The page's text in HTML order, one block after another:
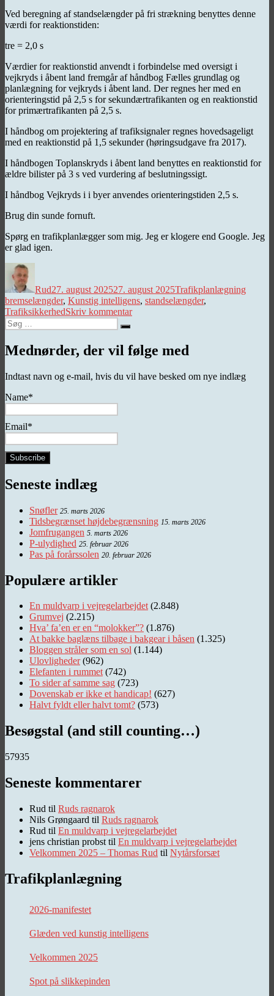
Ved beregning af standselængder på fri strækning benyttes denne
værdi for reaktionstiden:
tre = 2,0 s
Værdier for reaktionstid anvendt i forbindelse med oversigt i
vejkryds i åbent land fremgår af håndbog Fælles grundlag og
planlægning for vejkryds i åbent land. Der regnes her med en
orienteringstid på 2,5 s for sekundærtrafikanten og en reaktionstid
for primærtrafikanten på 2,5 s.
I håndbog om projektering af trafiksignaler regnes hovedsageligt
med en reaktionstid på 1,5 sekunder (høringsudgave fra 2017).
I håndbogen Toplanskryds i åbent land benyttes en reaktionstid for
ældre bilister på 3 s ved vurdering af beslutningssigt.
I håndbog Vejkryds i i byer anvendes orienteringstiden 2,5 s.
Brug din sunde fornuft.
Spørg en trafikplanlægger som mig. Jeg er klogere end Google. Jeg
er glad igen.
Rud27. august 202527. august 2025Trafikplanlægning
bremselængder, Kunstig intelligens, standselængder,
TrafiksikkerhedSkriv kommentartil
kunstig
intelligens
Søg
efter:
Søg
Mednørder, der vil følge med
Indtast navn og e-mail, hvis du vil have besked om nye indlæg
Name*
Email*
Seneste indlæg
Snøfler 25. marts 2026
Tidsbegrænset højdebegrænsning 15. marts 2026
Jomfrugangen 5. marts 2026
P-ulydighed 25. februar 2026
Pas på forårssolen 20. februar 2026
Populære artikler
En muldvarp i vejregelarbejdet (2.848)
Grumvej (2.215)
Hva’ fa’en er en “molokker”? (1.876)
At bakke baglæns tilbage i bakgear i båsen (1.325)
Bloggen stråler som en sol (1.144)
Ulovligheder (962)
Elefanten i rummet (742)
To sider af samme sag (723)
Dovenskab er ikke et handicap! (627)
Halvt fyldt eller halvt tomt? (573)
Besøgstal (and still counting…)
57935
Seneste kommentarer
Rud til Ruds ragnarok
Nils Grøngaard til Ruds ragnarok
Rud til En muldvarp i vejregelarbejdet
jens christian probst til En muldvarp i vejregelarbejdet
Velkommen 2025 – Thomas Rud til Nytårsforsæt
Trafikplanlægning
2026-manifestet
Glæden ved kunstig intelligens
Velkommen 2025
Spot på slikkepinden